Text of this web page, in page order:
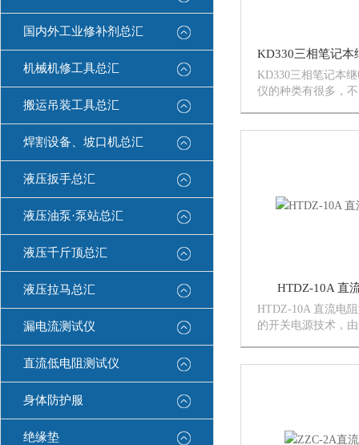
国内外工业修补剂总汇
机械机修工具总汇
搬运吊装工具总汇
焊割设备、坡口机总汇
液压扳手总汇
液压油泵·泵站总汇
液压千斤顶总汇
液压拉马总汇
漏电流测试仪
直流低电阻测试仪
身体防护服
绝缘垫
KD330三相笔记本
仪的种类有很多，
HTDZ-10A 直
HTDZ-10A 直流电
的开关电源技术，